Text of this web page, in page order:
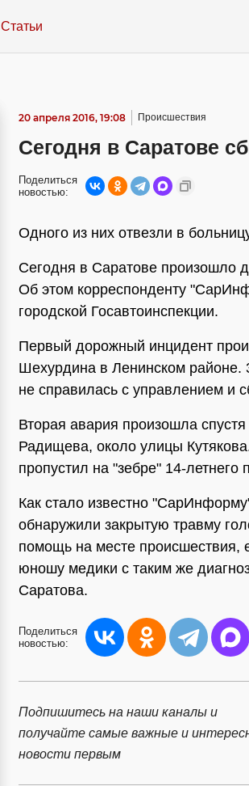
Статьи
20 апреля 2016, 19:08 Происшествия
Сегодня в Саратове
Поделиться
новостью:
Одного из них отвезли в
Сегодня в Саратове произошло
Об этом корреспонденту
городской Госавтоинспекции.
Первый дорожный инцидент
Шехурдина в Ленинском
не справилась с управлением и
Вторая авария произошла
Радищева, около улицы
пропустил на "зебре" 14-летнего
Как стало известно
обнаружили закрытую травму
помощь на месте происшествия,
юношу медики с таким же
Саратова.
Поделиться
новостью:
Подпишитесь на наши каналы и
получайте самые важные и
новости первым